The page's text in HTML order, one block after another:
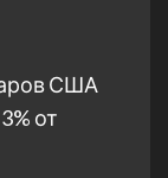
США
от